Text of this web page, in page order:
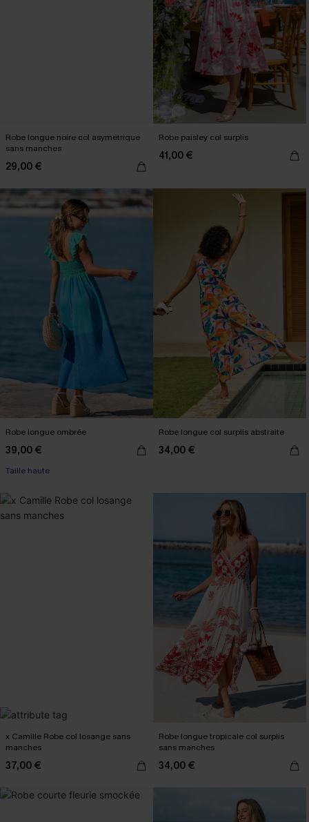
Robe longue noire col asymétrique
sans manches
29,00 €
Robe paisley col surplis
41,00 €
Robe longue ombrée
39,00 €
Taille haute
Robe longue col surplis abstraite
34,00 €
x Camille Robe col losange sans
manches
37,00 €
Robe longue tropicale col surplis
sans manches
34,00 €